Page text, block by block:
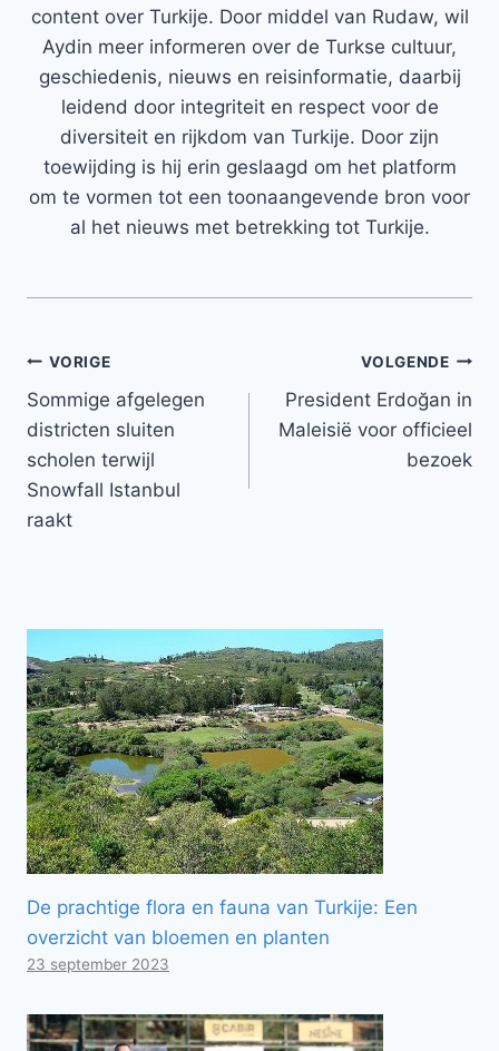
content over Turkije. Door middel van Rudaw, wil
Aydin meer informeren over de Turkse cultuur,
geschiedenis, nieuws en reisinformatie, daarbij
leidend door integriteit en respect voor de
diversiteit en rijkdom van Turkije. Door zijn
toewijding is hij erin geslaagd om het platform
om te vormen tot een toonaangevende bron voor
al het nieuws met betrekking tot Turkije.
Bericht
navigatie
VORIGE
Sommige afgelegen
districten sluiten
scholen terwijl
Snowfall Istanbul
raakt
VOLGENDE
President Erdoğan in
Maleisië voor officieel
bezoek
De prachtige flora en fauna van Turkije: Een
overzicht van bloemen en planten
23 september 2023